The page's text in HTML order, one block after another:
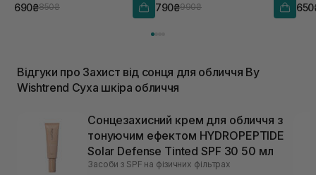
690₴850₴ 790₴990₴
Відгуки про Захист від сонця для обличчя By
Wishtrend Суха шкіра обличчя
Сонцезахисний крем для обличчя з
тонуючим ефектом HYDROPEPTIDE
Solar Defense Tinted SPF 30 50 мл
Засоби з SPF на фізичних фільтрах